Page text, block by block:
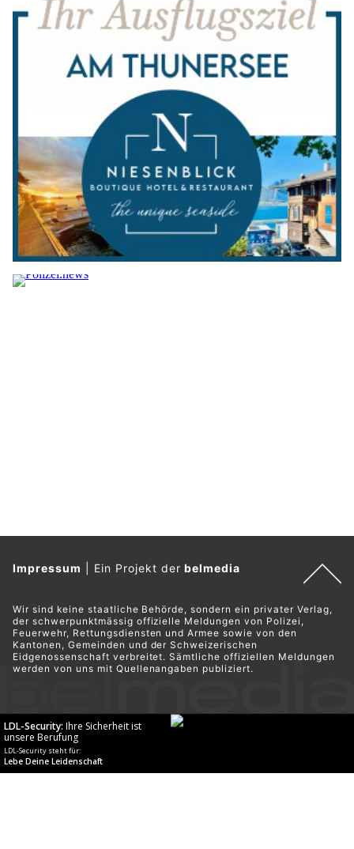
Impressum Ein Projekt derbelmedia
Wir sind keine staatliche Behörde, sondern ein privater Verlag,
der schwerpunktmässig offizielle Meldungen von Polizei,
Feuerwehr, Rettungsdiensten und Armee sowie von den
Kantonen, Gemeinden und der Schweizerischen
Eidgenossenschaft verbreitet. Sämtliche offiziellen Meldungen
werden von uns mit Quellenangaben publiziert.